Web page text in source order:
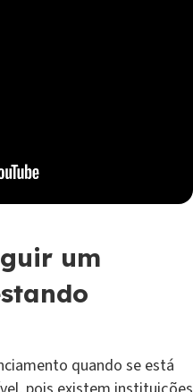
um
quando se está